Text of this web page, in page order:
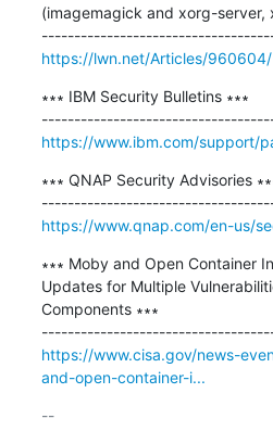
(imagemagick and xorg-server,
https://lwn.net/Articles/960604/
∗∗∗ IBM Security Bulletins ∗∗∗
https://www.ibm.com/support/
∗∗∗ QNAP Security Advisories
https://www.qnap.com/en-us/
∗∗∗ Moby and Open Container
Updates for Multiple
Components ∗∗∗
https://www.cisa.gov/news-
and-open-container-i...
--